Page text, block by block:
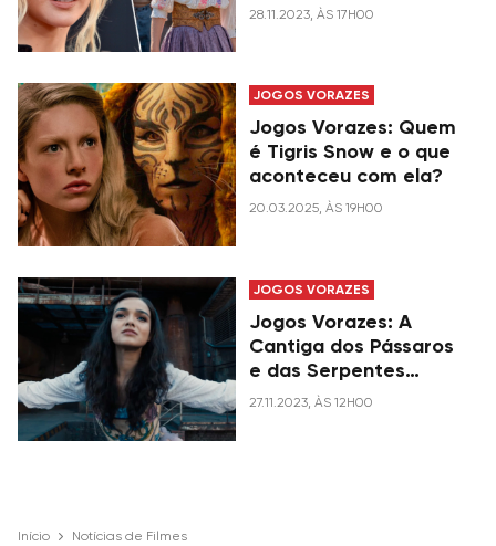
Rachel Zegler após a
28.11.2023, ÀS 17H00
JOGOS VORAZES
Jogos Vorazes: Quem
é Tigris Snow e o que
aconteceu com ela?
20.03.2025, ÀS 19H00
JOGOS VORAZES
Jogos Vorazes: A
Cantiga dos Pássaros
e das Serpentes
surpreende, e segue
27.11.2023, ÀS 12H00
Início Notícias de Filmes